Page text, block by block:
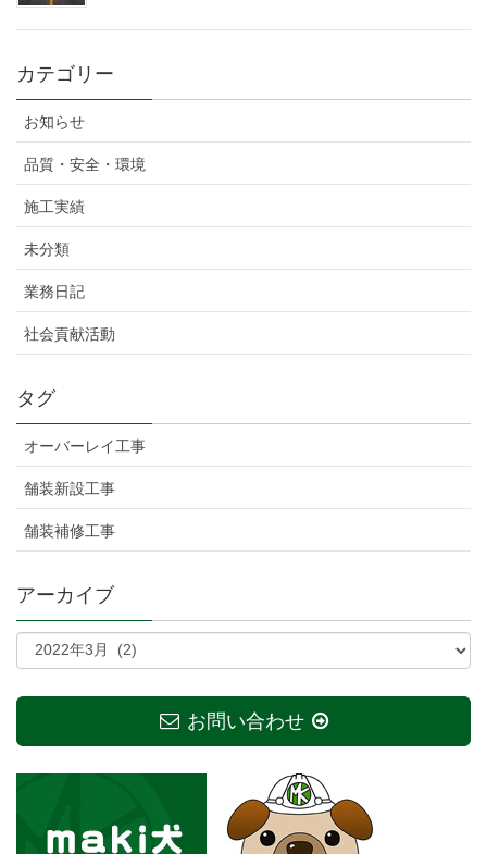
カテゴリー
お知らせ
品質・安全・環境
施工実績
未分類
業務日記
社会貢献活動
タグ
オーバーレイ工事
舗装新設工事
舗装補修工事
アーカイブ
お問い合わせ